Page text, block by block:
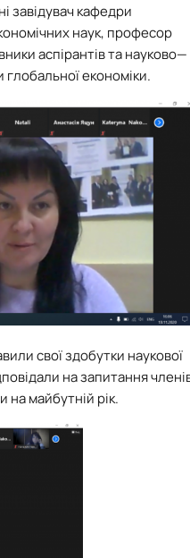
завідувач кафедри
наук, професор
аспірантів та науково—
глобальної економіки.
свої здобутки наукової
на запитання
на майбутній рік.